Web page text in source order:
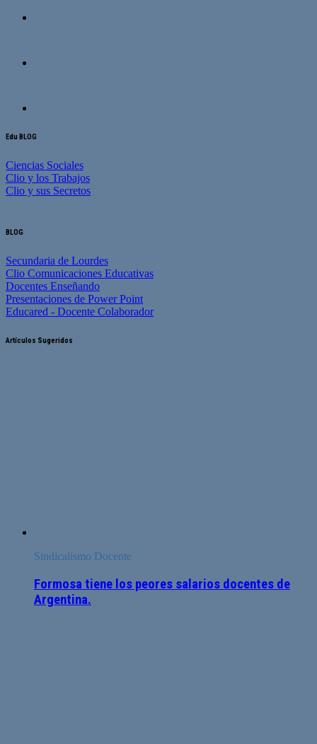
Edu BLOG
Ciencias Sociales
Clio y los Trabajos
Clio y sus Secretos
BLOG
Secundaria de Lourdes
Clio Comunicaciones Educativas
Docentes Enseñando
Presentaciones de Power Point
Educared - Docente Colaborador
Artículos Sugeridos
Sindicalismo Docente
Formosa tiene los peores salarios docentes de
Argentina.